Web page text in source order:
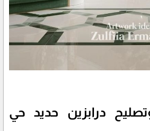
درابزين حديد حي